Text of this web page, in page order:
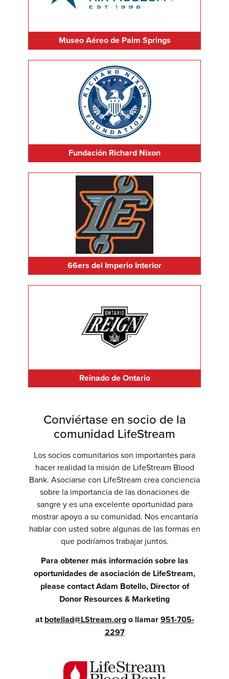
Museo Aéreo de Palm Springs
Fundación Richard Nixon
66ers del Imperio Interior
Reinado de Ontario
Conviértase en socio de la
comunidad LifeStream
Los socios comunitarios son importantes para
hacer realidad la misión de LifeStream Blood
Bank. Asociarse con LifeStream crea conciencia
sobre la importancia de las donaciones de
sangre y es una excelente oportunidad para
mostrar apoyo a su comunidad. Nos encantaría
hablar con usted sobre algunas de las formas en
que podríamos trabajar juntos.
Para obtener más información sobre las
oportunidades de asociación de LifeStream,
please contact Adam Botello, Director of
Donor Resources & Marketing
atbotellad@LStream.orgo llamar951-705-
2297